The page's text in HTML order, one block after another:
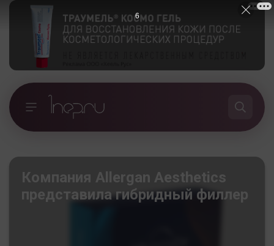
Компания Allergan Aesthetics
представила гибридный филлер
5